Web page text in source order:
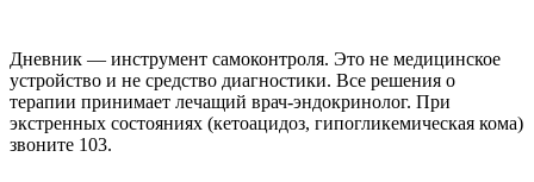
Дневник — инструмент самоконтроля. Это не медицинское
устройство и не средство диагностики. Все решения о
терапии принимает лечащий врач-эндокринолог. При
экстренных состояниях (кетоацидоз, гипогликемическая кома)
звоните 103.